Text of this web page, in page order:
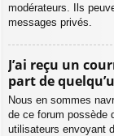
modérateurs. Ils
messages privés.
J’ai reçu un
part de
Nous en sommes
de ce forum possède
utilisateurs envoyant